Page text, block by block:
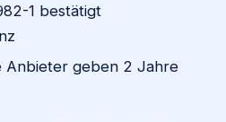
1 bestätigt
Anbieter geben 2 Jahre